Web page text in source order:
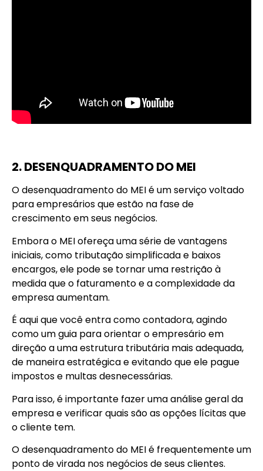
2. DESENQUADRAMENTO DO MEI
O desenquadramento do MEI é um serviço voltado
para empresários que estão na fase de
crescimento em seus negócios.
Embora o MEI ofereça uma série de vantagens
iniciais, como tributação simplificada e baixos
encargos, ele pode se tornar uma restrição à
medida que o faturamento e a complexidade da
empresa aumentam.
É aqui que você entra como contadora, agindo
como um guia para orientar o empresário em
direção a uma estrutura tributária mais adequada,
de maneira estratégica e evitando que ele pague
impostos e multas desnecessárias.
Para isso, é importante fazer uma análise geral da
empresa e verificar quais são as opções lícitas que
o cliente tem.
O desenquadramento do MEI é frequentemente um
ponto de virada nos negócios de seus clientes.